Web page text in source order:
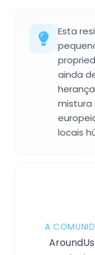
Esta
ainda
mistura
locais
A